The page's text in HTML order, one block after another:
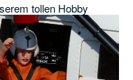
tollen Hobby